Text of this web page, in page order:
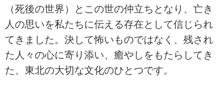
（死後の世界）とこの世の仲立ちとなり、亡き
人の思いを私たちに伝える存在として信じられ
てきました。決して怖いものではなく、残され
た人々の心に寄り添い、癒やしをもたらしてき
た、東北の大切な文化のひとつです。